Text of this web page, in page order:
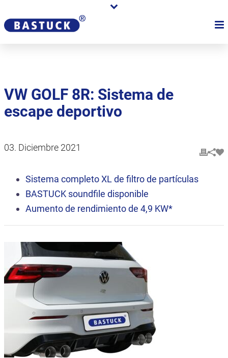
VW GOLF 8R: Sistema de
escape deportivo
03. Diciembre 2021
Sistema completo XL de filtro de partículas
BASTUCK soundfile disponible
Aumento de rendimiento de 4,9 KW*